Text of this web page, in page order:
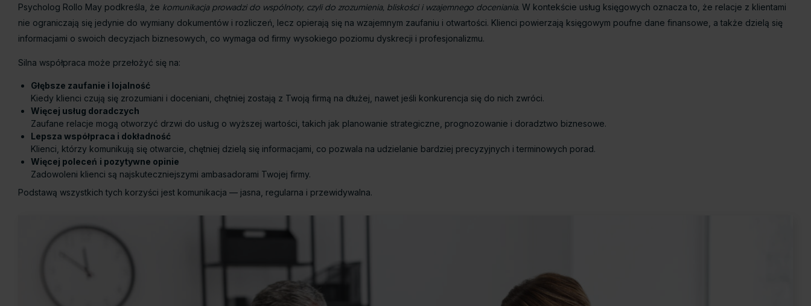
Psycholog Rollo May podkreśla, że komunikacja prowadzi do wspólnoty, czyli do zrozumienia, bliskości i wzajemnego doceniania. W kontekście usług księgowych oznacza to, że relacje z klientami
nie ograniczają się jedynie do wymiany dokumentów i rozliczeń, lecz opierają się na wzajemnym zaufaniu i otwartości. Klienci powierzają księgowym poufne dane finansowe, a także dzielą się
informacjami o swoich decyzjach biznesowych, co wymaga od firmy wysokiego poziomu dyskrecji i profesjonalizmu.
Silna współpraca może przełożyć się na:
Głębsze zaufanie i lojalność
Kiedy klienci czują się zrozumiani i doceniani, chętniej zostają z Twoją firmą na dłużej, nawet jeśli konkurencja się do nich zwróci.
Więcej usług doradczych
Zaufane relacje mogą otworzyć drzwi do usług o wyższej wartości, takich jak planowanie strategiczne, prognozowanie i doradztwo biznesowe.
Lepsza współpraca i dokładność
Klienci, którzy komunikują się otwarcie, chętniej dzielą się informacjami, co pozwala na udzielanie bardziej precyzyjnych i terminowych porad.
Więcej poleceń i pozytywne opinie
Zadowoleni klienci są najskuteczniejszymi ambasadorami Twojej firmy.
Podstawą wszystkich tych korzyści jest komunikacja — jasna, regularna i przewidywalna.